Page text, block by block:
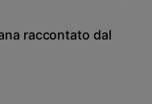
raccontato dal